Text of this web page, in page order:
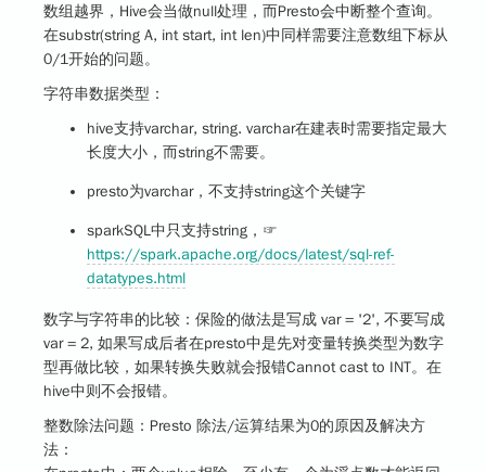
数组越界，Hive会当做null处理，而Presto会中断整个查询。
在substr(string A, int start, int len)中同样需要注意数组下标从
0/1开始的问题。
字符串数据类型：
hive支持varchar, string. varchar在建表时需要指定最大
长度大小，而string不需要。
presto为varchar，不支持string这个关键字
sparkSQL中只支持string，☞
https://spark.apache.org/docs/latest/sql-ref-
datatypes.html
数字与字符串的比较 ：保险的做法是写成 var = '2', 不要写成
var = 2, 如果写成后者在presto中是先对变量转换类型为数字
型再做比较，如果转换失败就会报错Cannot cast to INT。在
hive中则不会报错。
整数除法问题： Presto 除法/运算结果为0的原因及解决方
法：